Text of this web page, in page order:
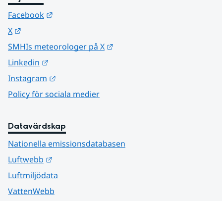
Facebook
X
SMHIs meteorologer på X
Linkedin
Instagram
Policy för sociala medier
Datavärdskap
Nationella emissionsdatabasen
Luftwebb
Luftmiljödata
VattenWebb